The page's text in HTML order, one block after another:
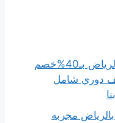
شركة تنظيف فلل بالرياض بـ40%خصم
دوري شامل
مجربه